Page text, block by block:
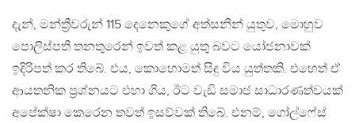
දැන්, මන්ත්‍රීවරුන් 115 දෙනෙකුගේ අත්සනින් යුතුව, මොහුව
පොලිස්පති තනතුරෙන් ඉවත් කළ යුතු බවට යෝජනාවක්
ඉදිරිපත් කර තිබේ. එය, කොහොමත් සිදු විය යුත්තකි. එහෙත් ඒ
ආයතනික ප්‍රශ්නයට එහා ගිය, ඊට වැඩි සමාජ සාධාරණත්වයක්
අපේක්ෂා කෙරෙන තවත් ඉසව්වක් තිබේ. එනම්, ගෝල්ෆේස්